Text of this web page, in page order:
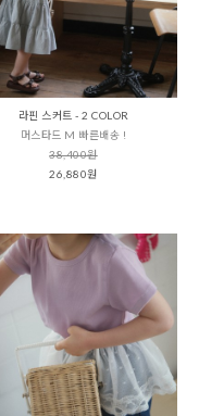
라핀 스커트 - 2 COLOR
머스타드 M 빠른배송 !
38,400원
26,880원